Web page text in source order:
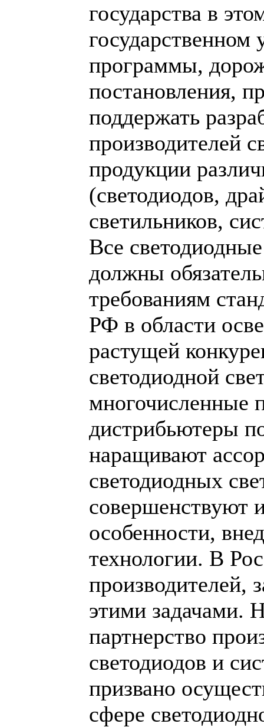
государства в
программы,
постановления,
поддержать
производителей
продукции
(светодиодов,
светильников,
Все
должны
требованиям
РФ в области
растущей
светодиодной
многочисленные
дистрибьютеры
наращивают
светодиодных
совершенствуют
особенности,
технологии. В
производителей,
этими задачами.
партнерство
светодиодов и
призвано
сфере